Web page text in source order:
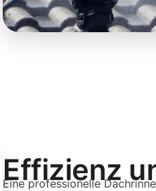
Effizienz
Eine professionelle